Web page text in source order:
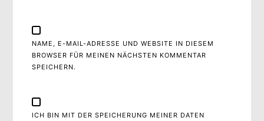
NAME, E-MAIL-ADRESSE UND WEBSITE IN DIESEM
BROWSER FÜR MEINEN NÄCHSTEN KOMMENTAR
SPEICHERN.
ICH BIN MIT DER SPEICHERUNG MEINER DATEN